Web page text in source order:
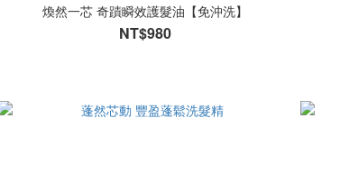
煥然一芯 奇蹟瞬效護髮油【免沖洗】
NT$980